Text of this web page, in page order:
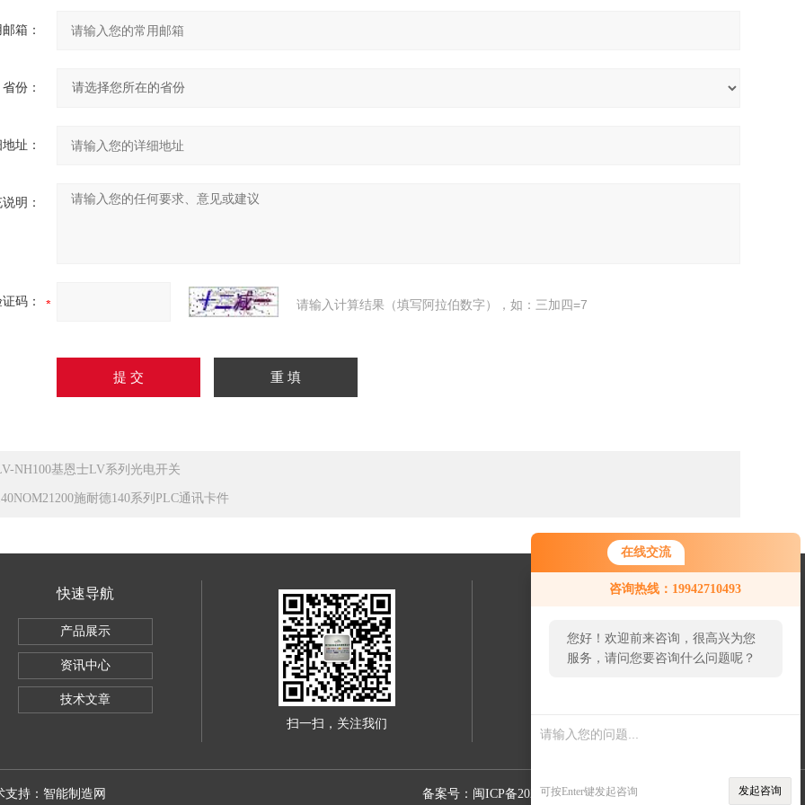
在线交流
咨询热线：19942710493
您好！欢迎前来咨询，很高兴为您
服务，请问您要咨询什么问题呢？
了需求产品，您可以直接在线与我
联系！
可按Enter键发起咨询 发起咨询
箱：
省份：
址：
明：
码： 请输入计算结果（填写阿拉伯数字），如：三加四=7
NH100基恩士LV系列光电开关
施耐德140系列PLC通讯卡件
数字量直流输入模块
快速导航
产品展示
资讯中心
技术文章
扫一扫，关注我们
24小时热线：
持： 智能制造网 备案号：闽ICP备2022015626号-5 Sitemap.xml 管理登陆